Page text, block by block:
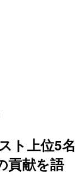
ト上位5名
貢献を語